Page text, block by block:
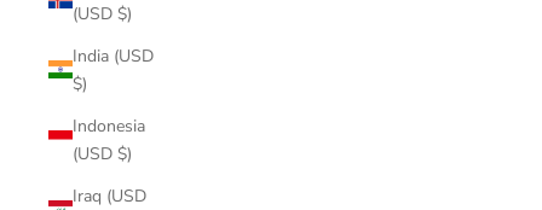
(USD $)
India (USD
$)
Indonesia
(USD $)
Iraq (USD